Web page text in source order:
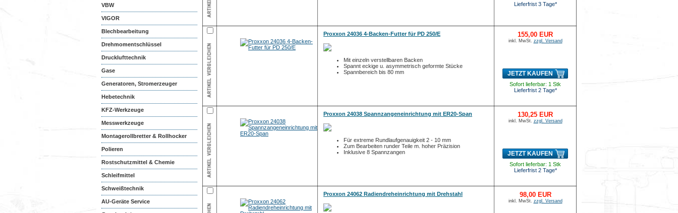
VBW
VIGOR
Blechbearbeitung
Drehmomentschlüssel
Drucklufttechnik
Gase
Generatoren, Stromerzeuger
Hebetechnik
KFZ-Werkzeuge
Messwerkzeuge
Montagerollbretter & Rollhocker
Polieren
Rostschutzmittel & Chemie
Schleifmittel
Schweißtechnik
AU-Geräte Service
Lieferfrist 3 Tage*
Proxxon 24036 4-Backen-Futter für PD 250/E
Mit einzeln verstellbaren Backen
Spannt eckige u. asymmetrisch geformte Stücke
Spannbereich bis 80 mm
155,00 EUR
inkl. MwSt. zzgl. Versand
JETZT KAUFEN
Sofort lieferbar: 1 Stk
Lieferfrist 2 Tage*
Proxxon 24038 Spannzangeneinrichtung mit ER20-Span
Für extreme Rundlaufgenauigkeit 2 - 10 mm
Zum Bearbeiten runder Teile m. hoher Präzision
Inklusive 8 Spannzangen
130,25 EUR
inkl. MwSt. zzgl. Versand
JETZT KAUFEN
Sofort lieferbar: 1 Stk
Lieferfrist 2 Tage*
Proxxon 24062 Radiendreheinrichtung mit Drehstahl 98,00 EUR
inkl. MwSt. zzgl. Versand